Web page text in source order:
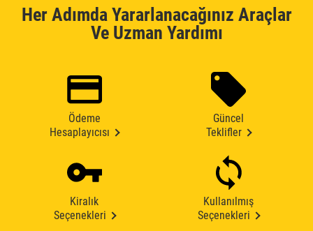
Her Adımda Yararlanacağınız Araçlar
Ve Uzman Yardımı
Ödeme
Hesaplayıcısı
Güncel
Teklifler
Kiralık
Seçenekleri
Kullanılmış
Seçenekleri